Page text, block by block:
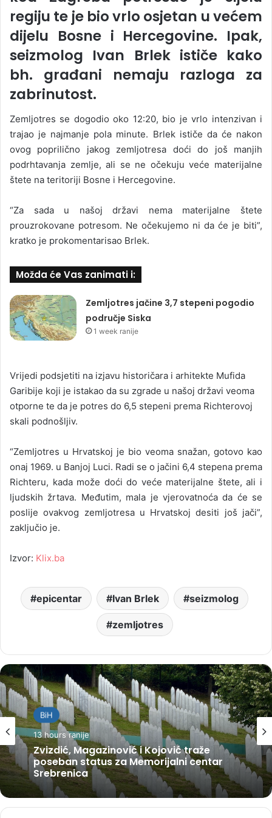
regiju te je bio vrlo osjetan u većem
dijelu Bosne i Hercegovine. Ipak,
seizmolog Ivan Brlek ističe kako
bh. građani nemaju razloga za
zabrinutost.
Zemljotres se dogodio oko 12:20, bio je vrlo intenzivan i
trajao je najmanje pola minute. Brlek ističe da će nakon
ovog poprilično jakog zemljotresa doći do još manjih
podrhtavanja zemlje, ali se ne očekuju veće materijalne
štete na teritoriji Bosne i Hercegovine.
“Za sada u našoj državi nema materijalne štete
prouzrokovane potresom. Ne očekujemo ni da će je biti”,
kratko je prokomentarisao Brlek.
Možda će Vas zanimati i:
Zemljotres jačine 3,7 stepeni pogodio
područje Siska
1 week ranije
Vrijedi podsjetiti na izjavu historičara i arhitekte Mufida
Garibije koji je istakao da su zgrade u našoj državi veoma
otporne te da je potres do 6,5 stepeni prema Richterovoj
skali podnošljiv.
“Zemljotres u Hrvatskoj je bio veoma snažan, gotovo kao
onaj 1969. u Banjoj Luci. Radi se o jačini 6,4 stepena prema
Richteru, kada može doći do veće materijalne štete, ali i
ljudskih žrtava. Međutim, mala je vjerovatnoća da će se
poslije ovakvog zemljotresa u Hrvatskoj desiti još jači”,
zaključio je.
Izvor: Klix.ba
epicentar Ivan Brlek seizmolog
zemljotres
BiH
13 hours ranije
Zvizdić, Magazinović i Kojović traže
poseban status za Memorijalni centar
Srebrenica